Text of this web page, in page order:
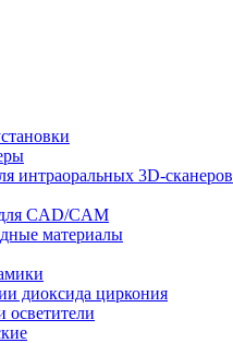
интраоральных 3D-сканеров
CAD/CAM
материалы
диоксида циркония